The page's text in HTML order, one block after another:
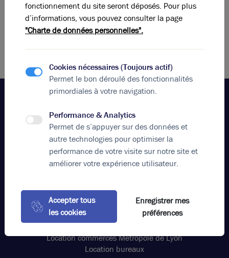
Retrouvez le leader de la charcuterie italienne à
l’Espace Européen, 15 Chemin du Saquin, Bâtiment
G, 69130 ECULLY.
Votre agence
Brice Robert Arthur Loyd
Appeler
contact@bricerobert.com
Location bureaux Grand Est Lyon
Location commerces Métropole de Lyon
Location bureaux
fonctionnement du site seront déposés. Pour plus
d’informations, vous pouvez consulter la page
"Charte de données personnelles".
Cookies nécessaires (Toujours actif)
Permet le bon déroulé des fonctionnalités
primordiales à votre navigation.
Performance & Analytics
Permet de s’appuyer sur des données et
autre technologies pour optimiser la
performance de votre visite sur notre site et
améliorer votre expérience utilisateur.
Accepter tous
les cookies
Enregistrer mes
préférences